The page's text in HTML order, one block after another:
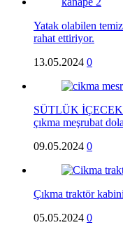
Yatak olabilen temiz
rahat ettiriyor.
13.05.2024 0
SÜTLÜK
çıkma meşrubat
09.05.2024 0
Çıkma traktör
05.05.2024 0